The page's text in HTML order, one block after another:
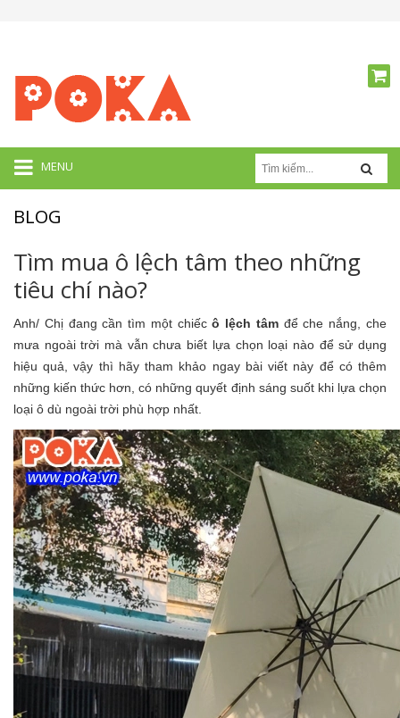
MENU
BLOG
Tìm mua ô lệch tâm theo những
tiêu chí nào?
Anh/ Chị đang cần tìm một chiếcô lệch tâmđể che nắng, che
mưa ngoài trời mà vẫn chưa biết lựa chọn loại nào để sử dụng
hiệu quả, vậy thì hãy tham khảo ngay bài viết này để có thêm
những kiến thức hơn, có những quyết định sáng suốt khi lựa chọn
loại ô dù ngoài trời phù hợp nhất.